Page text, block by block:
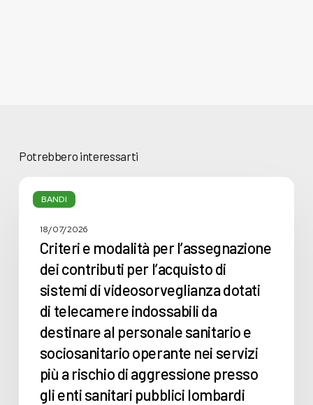
Potrebbero interessarti
BANDI
l’assegnazione
contributi
l’acquisto
sistemi
videosorveglianza
dotati
18/07/2026
Criteri e modalità per l’assegnazione
dei contributi per l’acquisto di
sistemi di videosorveglianza dotati
di telecamere indossabili da
destinare al personale sanitario e
sociosanitario operante nei servizi
più a rischio di aggressione presso
gli enti sanitari pubblici lombardi